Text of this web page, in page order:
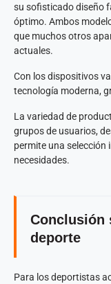
su sofisticado diseño
óptimo. Ambos
que muchos otros
actuales.
Con los dispositivos
tecnología moderna,
La variedad de
grupos de usuarios,
permite una selección
necesidades.
Conclusión
deporte
Para los deportistas